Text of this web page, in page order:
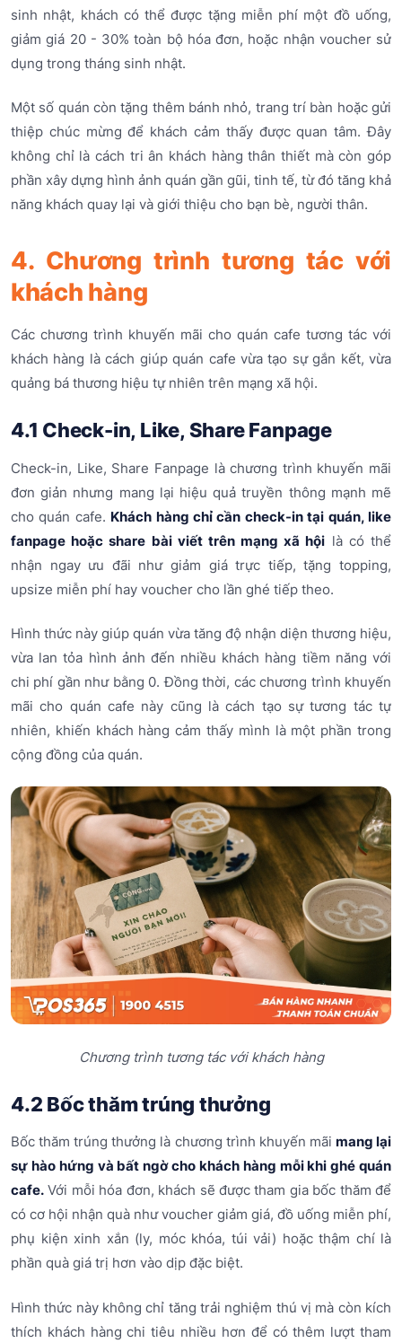
sinh nhật, khách có thể được tặng miễn phí một đồ uống,
giảm giá 20 - 30% toàn bộ hóa đơn, hoặc nhận voucher sử
dụng trong tháng sinh nhật.
Một số quán còn tặng thêm bánh nhỏ, trang trí bàn hoặc gửi
thiệp chúc mừng để khách cảm thấy được quan tâm. Đây
không chỉ là cách tri ân khách hàng thân thiết mà còn góp
phần xây dựng hình ảnh quán gần gũi, tinh tế, từ đó tăng khả
năng khách quay lại và giới thiệu cho bạn bè, người thân.
4. Chương trình tương tác với
khách hàng
Các chương trình khuyến mãi cho quán cafe tương tác với
khách hàng là cách giúp quán cafe vừa tạo sự gắn kết, vừa
quảng bá thương hiệu tự nhiên trên mạng xã hội.
4.1 Check-in, Like, Share Fanpage
Check-in, Like, Share Fanpage là chương trình khuyến mãi
đơn giản nhưng mang lại hiệu quả truyền thông mạnh mẽ
cho quán cafe. Khách hàng chỉ cần check-in tại quán, like
fanpage hoặc share bài viết trên mạng xã hội là có thể
nhận ngay ưu đãi như giảm giá trực tiếp, tặng topping,
upsize miễn phí hay voucher cho lần ghé tiếp theo.
Hình thức này giúp quán vừa tăng độ nhận diện thương hiệu,
vừa lan tỏa hình ảnh đến nhiều khách hàng tiềm năng với
chi phí gần như bằng 0. Đồng thời, các chương trình khuyến
mãi cho quán cafe này cũng là cách tạo sự tương tác tự
nhiên, khiến khách hàng cảm thấy mình là một phần trong
cộng đồng của quán.
Chương trình tương tác với khách hàng
4.2 Bốc thăm trúng thưởng
Bốc thăm trúng thưởng là chương trình khuyến mãi mang lại
sự hào hứng và bất ngờ cho khách hàng mỗi khi ghé quán
cafe. Với mỗi hóa đơn, khách sẽ được tham gia bốc thăm để
có cơ hội nhận quà như voucher giảm giá, đồ uống miễn phí,
phụ kiện xinh xắn (ly, móc khóa, túi vải) hoặc thậm chí là
phần quà giá trị hơn vào dịp đặc biệt.
Hình thức này không chỉ tăng trải nghiệm thú vị mà còn kích
thích khách hàng chi tiêu nhiều hơn để có thêm lượt tham